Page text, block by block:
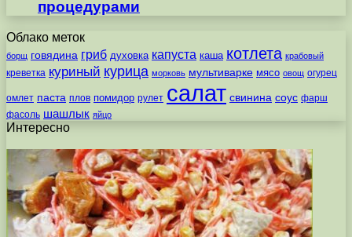
процедурами
Облако меток
борщ говядина гриб духовка капуста каша котлета крабовый
креветка куриный курица морковь мультиварке мясо овощ огурец
омлет паста плов помидор рулет салат свинина соус фарш
фасоль шашлык яйцо
Интересно